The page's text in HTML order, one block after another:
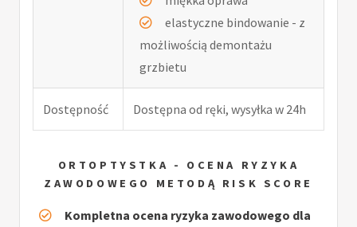
elastyczne bindowanie - z
możliwością demontażu
grzbietu
Dostępność Dostępna od ręki, wysyłka w 24h
ORTOPTYSTKA - OCENA RYZYKA
ZAWODOWEGO METODĄ RISK SCORE
Kompletna ocena ryzyka zawodowego dla